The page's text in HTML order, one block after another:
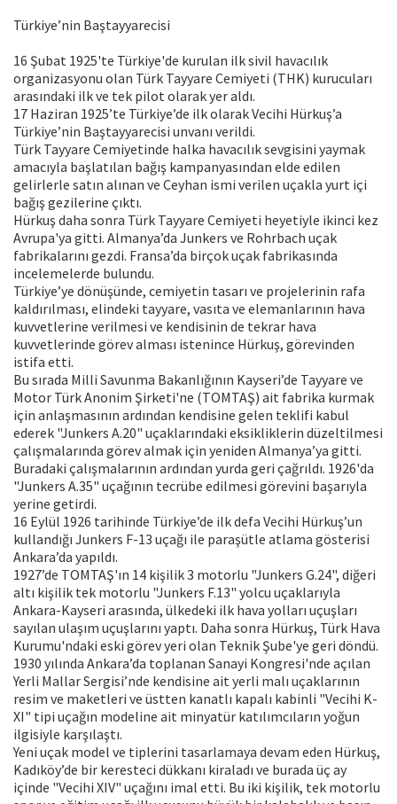
Türkiye’nin Baştayyarecisi
16 Şubat 1925'te Türkiye'de kurulan ilk sivil havacılık
organizasyonu olan Türk Tayyare Cemiyeti (THK) kurucuları
arasındaki ilk ve tek pilot olarak yer aldı.
17 Haziran 1925’te Türkiye’de ilk olarak Vecihi Hürkuş’a
Türkiye’nin Baştayyarecisi unvanı verildi.
Türk Tayyare Cemiyetinde halka havacılık sevgisini yaymak
amacıyla başlatılan bağış kampanyasından elde edilen
gelirlerle satın alınan ve Ceyhan ismi verilen uçakla yurt içi
bağış gezilerine çıktı.
Hürkuş daha sonra Türk Tayyare Cemiyeti heyetiyle ikinci kez
Avrupa'ya gitti. Almanya’da Junkers ve Rohrbach uçak
fabrikalarını gezdi. Fransa’da birçok uçak fabrikasında
incelemelerde bulundu.
Türkiye’ye dönüşünde, cemiyetin tasarı ve projelerinin rafa
kaldırılması, elindeki tayyare, vasıta ve elemanlarının hava
kuvvetlerine verilmesi ve kendisinin de tekrar hava
kuvvetlerinde görev alması istenince Hürkuş, görevinden
istifa etti.
Bu sırada Milli Savunma Bakanlığının Kayseri’de Tayyare ve
Motor Türk Anonim Şirketi'ne (TOMTAŞ) ait fabrika kurmak
için anlaşmasının ardından kendisine gelen teklifi kabul
ederek "Junkers A.20" uçaklarındaki eksikliklerin düzeltilmesi
çalışmalarında görev almak için yeniden Almanya’ya gitti.
Buradaki çalışmalarının ardından yurda geri çağrıldı. 1926'da
"Junkers A.35" uçağının tecrübe edilmesi görevini başarıyla
yerine getirdi.
16 Eylül 1926 tarihinde Türkiye’de ilk defa Vecihi Hürkuş’un
kullandığı Junkers F-13 uçağı ile paraşütle atlama gösterisi
Ankara’da yapıldı.
1927’de TOMTAŞ'ın 14 kişilik 3 motorlu "Junkers G.24", diğeri
altı kişilik tek motorlu "Junkers F.13" yolcu uçaklarıyla
Ankara-Kayseri arasında, ülkedeki ilk hava yolları uçuşları
sayılan ulaşım uçuşlarını yaptı. Daha sonra Hürkuş, Türk Hava
Kurumu'ndaki eski görev yeri olan Teknik Şube'ye geri döndü.
1930 yılında Ankara’da toplanan Sanayi Kongresi'nde açılan
Yerli Mallar Sergisi’nde kendisine ait yerli malı uçaklarının
resim ve maketleri ve üstten kanatlı kapalı kabinli "Vecihi K-
XI" tipi uçağın modeline ait minyatür katılımcıların yoğun
ilgisiyle karşılaştı.
Yeni uçak model ve tiplerini tasarlamaya devam eden Hürkuş,
Kadıköy’de bir keresteci dükkanı kiraladı ve burada üç ay
içinde "Vecihi XIV" uçağını imal etti. Bu iki kişilik, tek motorlu